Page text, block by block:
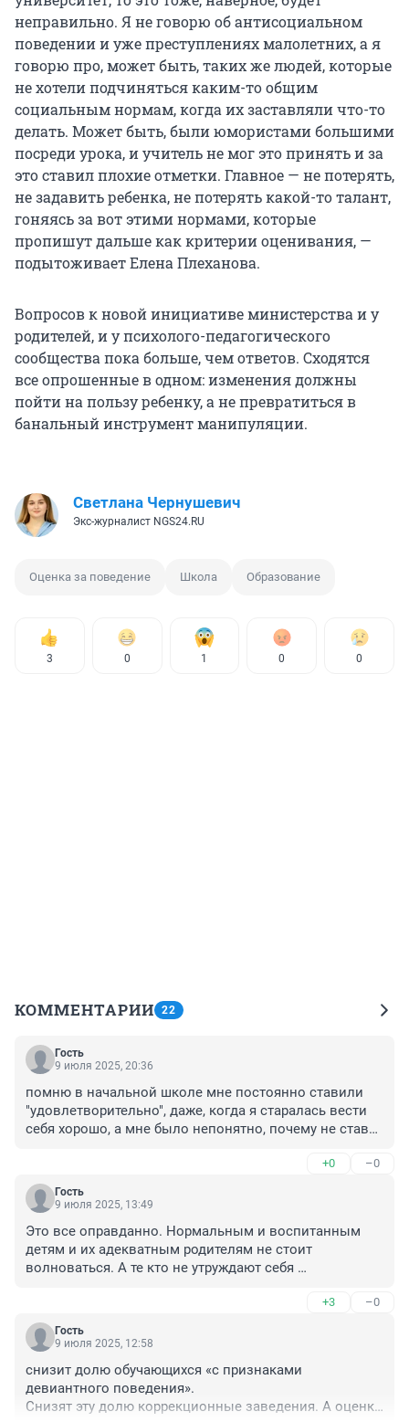
неправильно. Я не говорю об антисоциальном
поведении и уже преступлениях малолетних, а я
говорю про, может быть, таких же людей, которые
не хотели подчиняться каким-то общим
социальным нормам, когда их заставляли что-то
делать. Может быть, были юмористами большими
посреди урока, и учитель не мог это принять и за
это ставил плохие отметки. Главное — не потерять,
не задавить ребенка, не потерять какой-то талант,
гоняясь за вот этими нормами, которые
пропишут дальше как критерии оценивания, —
подытоживает Елена Плеханова.
Вопросов к новой инициативе министерства и у
родителей, и у психолого-педагогического
сообщества пока больше, чем ответов. Сходятся
все опрошенные в одном: изменения должны
пойти на пользу ребенку, а не превратиться в
банальный инструмент манипуляции.
Светлана Чернушевич
Экс-журналист NGS24.RU
Оценка за поведение Школа Образование
3 0 1 0 0
КОММЕНТАРИИ 22
Гость
9 июля 2025, 20:36
помню в начальной школе мне постоянно ставили
"удовлетворительно", даже, когда я старалась вести
себя хорошо, а мне было непонятно, почему не ставят
+0 –0
Гость
9 июля 2025, 13:49
Это все оправданно. Нормальным и воспитанным
детям и их адекватным родителям не стоит
волноваться. А те кто не утруждают себя
+3 –0
Гость
9 июля 2025, 12:58
снизит долю обучающихся «с признаками
девиантного поведения».
Снизят эту долю коррекционные заведения. А оценки